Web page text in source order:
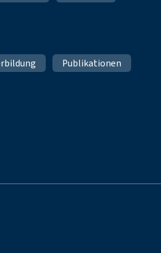
Publikationen